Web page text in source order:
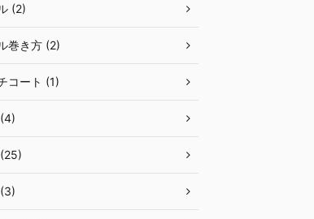
(2)
巻き方 (2)
コート (1)